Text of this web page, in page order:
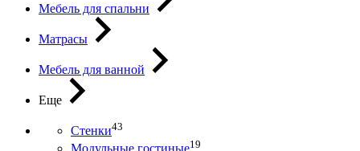
Мебель для спальни
Матрасы
Мебель для ванной
Еще
Стенки43
19